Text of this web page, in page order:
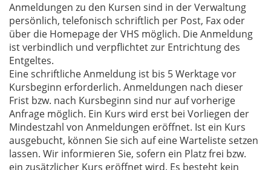
Anmeldungen zu den Kursen sind in der Verwaltung
persönlich, telefonisch schriftlich per Post, Fax oder
über die Homepage der VHS möglich. Die Anmeldung
ist verbindlich und verpflichtet zur Entrichtung des
Entgeltes.
Eine schriftliche Anmeldung ist bis 5 Werktage vor
Kursbeginn erforderlich. Anmeldungen nach dieser
Frist bzw. nach Kursbeginn sind nur auf vorherige
Anfrage möglich. Ein Kurs wird erst bei Vorliegen der
Mindestzahl von Anmeldungen eröffnet. Ist ein Kurs
ausgebucht, können Sie sich auf eine Warteliste setzen
lassen. Wir informieren Sie, sofern ein Platz frei bzw.
ein zusätzlicher Kurs eröffnet wird. Es besteht kein